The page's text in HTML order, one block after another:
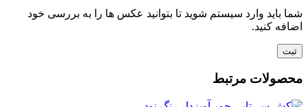
شما باید وارد سیستم شوید تا بتوانید عکس ها را به بررسی خود
اضافه کنید.
محصولات مرتبط